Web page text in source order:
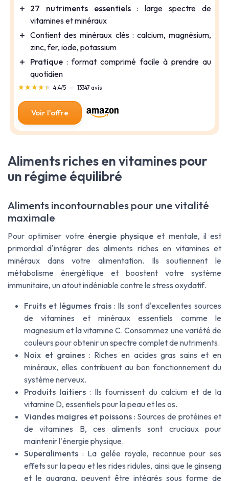
＋ 27 nutriments essentiels : large spectre de
vitamines et minéraux
＋ Contient des minéraux clés : calcium, magnésium,
zinc, fer, iode, potassium
＋ Pratique : format comprimé facile à prendre au
quotidien
★★★★★
★★★★★ 4,4/5 — 13347 avis
Voir l'offre
Aliments riches en vitamines pour
un régime équilibré
Aliments incontournables pour une vitalité
maximale
Pour optimiser votre énergie physique et mentale, il est
primordial d'intégrer des aliments riches en vitamines et
minéraux dans votre alimentation. Ils soutiennent le
métabolisme énergétique et boostent votre système
immunitaire, un atout indéniable contre le stress oxydatif.
Fruits et légumes frais: Ils sont d'excellentes sources
devitamines et minéraux essentiels comme le
magnesiumet lavitamine C. Consommez une variété de
couleurs pour obtenir un spectre complet de nutriments.
Noix et graines : Riches en acides gras sains et en
minéraux, elles contribuent au bonfonctionnement du
système nerveux.
Produits laitiers : Ils fournissent du calcium et de la
vitamine D, essentiels pour lapeauet les os.
Viandes maigres et poissons: Sources de protéines et
devitamines B, ces aliments sont cruciaux pour
maintenir l'énergie physique.
Superaliments : La gelée royale, reconnue pour ses
effets sur la peau et les rides ridules, ainsi que le ginseng
et le guarana, peuvent être intégrés sous forme de